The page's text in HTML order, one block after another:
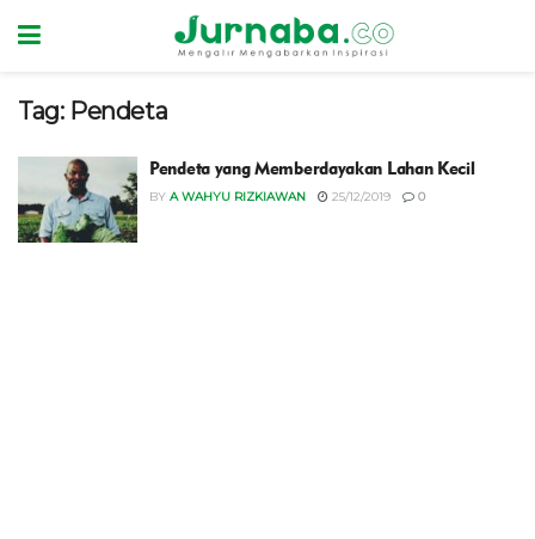
Tag: Pendeta
Pendeta yang Memberdayakan Lahan Kecil
BY A WAHYU RIZKIAWAN 25/12/2019 0